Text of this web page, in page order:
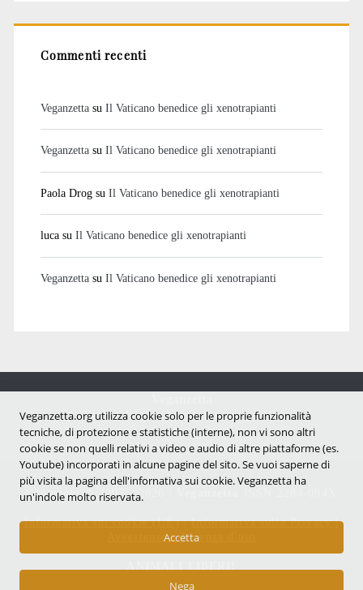
Commenti recenti
Veganzettasu Il Vaticano benedice gli xenotrapianti
Veganzettasu Il Vaticano benedice gli xenotrapianti
Paola Drogsu Il Vaticano benedice gli xenotrapianti
lucasu Il Vaticano benedice gli xenotrapianti
Veganzettasu Il Vaticano benedice gli xenotrapianti
Notizie dal mondo vegan e antispecista
Copyright © 2007 - 2026 |
Informativa sui cookie (UE)|Informativa sulla Privacy|
Avvertenze e Licenza d'uso
Veganzetta.org utilizza cookie solo per le proprie funzionalità
tecniche, di protezione e statistiche (interne), non vi sono altri
cookie se non quelli relativi a video e audio di altre piattaforme (es.
Youtube) incorporati in alcune pagine del sito. Se vuoi saperne di
più visita la pagina dell'infornativa sui cookie. Veganzetta ha
un'indole molto riservata.
Accetta
Nega